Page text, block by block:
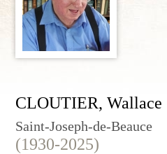
CLOUTIER, Wallace
Saint-Joseph-de-Beauce
(1930-2025)